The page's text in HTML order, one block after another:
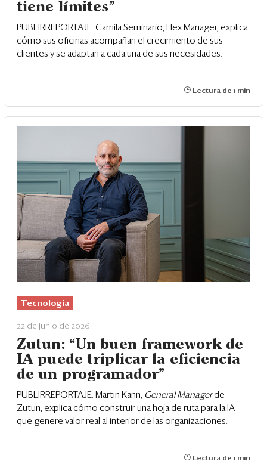
tiene límites”
PUBLIRREPORTAJE. Camila Seminario, Flex Manager, explica
cómo sus oficinas acompañan el crecimiento de sus
clientes y se adaptan a cada una de sus necesidades.
Lectura de 1 min
Tecnología
22 de junio de 2026
Zutun: “Un buen framework de
IA puede triplicar la eficiencia
de un programador”
PUBLIRREPORTAJE. Martin Kann, General Managerde
Zutun, explica cómo construir una hoja de ruta para la IA
que genere valor real al interior de las organizaciones.
Lectura de 1 min